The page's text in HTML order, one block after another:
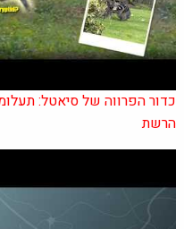
כדור הפרווה של סיאטל:
הרשת